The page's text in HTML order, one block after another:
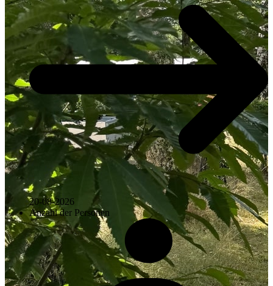
20-08-2026
Anzahl der Personen